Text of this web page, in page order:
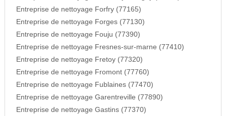
Entreprise de nettoyage Forfry (77165)
Entreprise de nettoyage Forges (77130)
Entreprise de nettoyage Fouju (77390)
Entreprise de nettoyage Fresnes-sur-marne (77410)
Entreprise de nettoyage Fretoy (77320)
Entreprise de nettoyage Fromont (77760)
Entreprise de nettoyage Fublaines (77470)
Entreprise de nettoyage Garentreville (77890)
Entreprise de nettoyage Gastins (77370)